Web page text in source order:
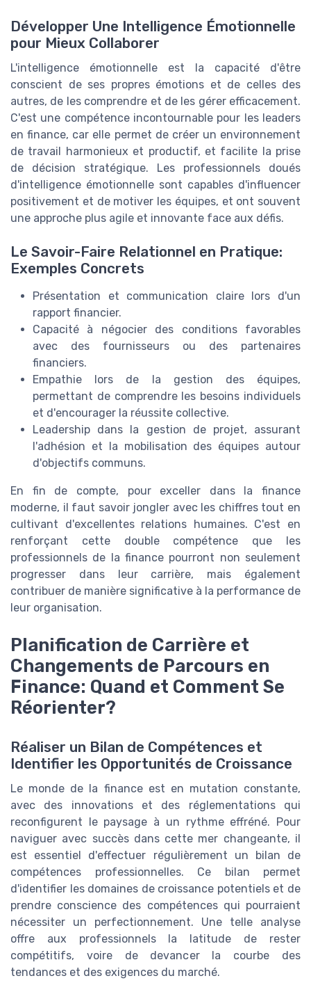
Développer Une Intelligence Émotionnelle
pour Mieux Collaborer
L'intelligence émotionnelle est la capacité d'être
conscient de ses propres émotions et de celles des
autres, de les comprendre et de les gérer efficacement.
C'est une compétence incontournable pour les leaders
en finance, car elle permet de créer un environnement
de travail harmonieux et productif, et facilite la prise
de décision stratégique. Les professionnels doués
d'intelligence émotionnelle sont capables d'influencer
positivement et de motiver les équipes, et ont souvent
une approche plus agile et innovante face aux défis.
Le Savoir-Faire Relationnel en Pratique:
Exemples Concrets
Présentation et communication claire lors d'un
rapport financier.
Capacité à négocier des conditions favorables
avec des fournisseurs ou des partenaires
financiers.
Empathie lors de la gestion des équipes,
permettant de comprendre les besoins individuels
et d'encourager la réussite collective.
Leadership dans la gestion de projet, assurant
l'adhésion et la mobilisation des équipes autour
d'objectifs communs.
En fin de compte, pour exceller dans la finance
moderne, il faut savoir jongler avec les chiffres tout en
cultivant d'excellentes relations humaines. C'est en
renforçant cette double compétence que les
professionnels de la finance pourront non seulement
progresser dans leur carrière, mais également
contribuer de manière significative à la performance de
leur organisation.
Planification de Carrière et
Changements de Parcours en
Finance: Quand et Comment Se
Réorienter?
Réaliser un Bilan de Compétences et
Identifier les Opportunités de Croissance
Le monde de la finance est en mutation constante,
avec des innovations et des réglementations qui
reconfigurent le paysage à un rythme effréné. Pour
naviguer avec succès dans cette mer changeante, il
est essentiel d'effectuer régulièrement un bilan de
compétences professionnelles. Ce bilan permet
d'identifier les domaines de croissance potentiels et de
prendre conscience des compétences qui pourraient
nécessiter un perfectionnement. Une telle analyse
offre aux professionnels la latitude de rester
compétitifs, voire de devancer la courbe des
tendances et des exigences du marché.